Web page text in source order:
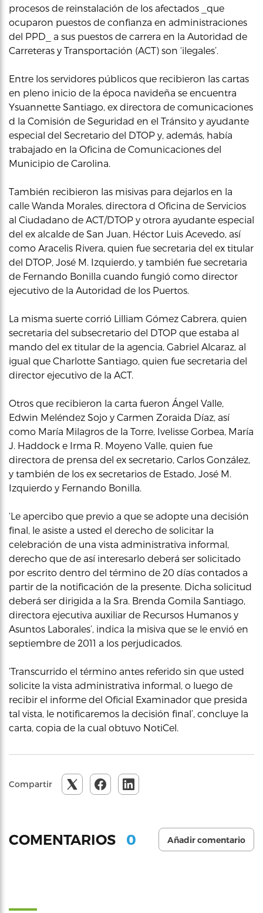
procesos de reinstalación de los afectados _que
ocuparon puestos de confianza en administraciones
del PPD_ a sus puestos de carrera en la Autoridad de
Carreteras y Transportación (ACT) son ‘ilegales’.
Entre los servidores públicos que recibieron las cartas
en pleno inicio de la época navideña se encuentra
Ysuannette Santiago, ex directora de comunicaciones
d la Comisión de Seguridad en el Tránsito y ayudante
especial del Secretario del DTOP y, además, había
trabajado en la Oficina de Comunicaciones del
Municipio de Carolina.
También recibieron las misivas para dejarlos en la
calle Wanda Morales, directora d Oficina de Servicios
al Ciudadano de ACT/DTOP y otrora ayudante especial
del ex alcalde de San Juan, Héctor Luis Acevedo, así
como Aracelis Rivera, quien fue secretaria del ex titular
del DTOP, José M. Izquierdo, y también fue secretaria
de Fernando Bonilla cuando fungió como director
ejecutivo de la Autoridad de los Puertos.
La misma suerte corrió Lilliam Gómez Cabrera, quien
secretaria del subsecretario del DTOP que estaba al
mando del ex titular de la agencia, Gabriel Alcaraz, al
igual que Charlotte Santiago, quien fue secretaria del
director ejecutivo de la ACT.
Otros que recibieron la carta fueron Ángel Valle,
Edwin Meléndez Sojo y Carmen Zoraida Díaz, así
como María Milagros de la Torre, Ivelisse Gorbea, María
J. Haddock e Irma R. Moyeno Valle, quien fue
directora de prensa del ex secretario, Carlos González,
y también de los ex secretarios de Estado, José M.
Izquierdo y Fernando Bonilla.
‘Le apercibo que previo a que se adopte una decisión
final, le asiste a usted el derecho de solicitar la
celebración de una vista administrativa informal,
derecho que de así interesarlo deberá ser solicitado
por escrito dentro del término de 20 días contados a
partir de la notificación de la presente. Dicha solicitud
deberá ser dirigida a la Sra. Brenda Gomila Santiago,
directora ejecutiva auxiliar de Recursos Humanos y
Asuntos Laborales’, indica la misiva que se le envió en
septiembre de 2011 a los perjudicados.
‘Transcurrido el término antes referido sin que usted
solicite la vista administrativa informal, o luego de
recibir el informe del Oficial Examinador que presida
tal vista, le notificaremos la decisión final’, concluye la
carta, copia de la cual obtuvo NotiCel.
Compartir
COMENTARIOS 0 Añadir comentario